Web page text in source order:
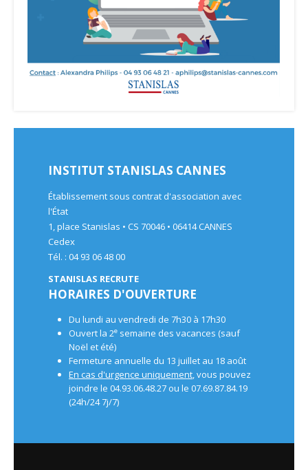
INSTITUT STANISLAS CANNES
Établissement sous contrat d'association avec
l'État
1, place Stanislas • CS 70046 • 06414 CANNES
Cedex
Tél. : 04 93 06 48 00
STANISLAS RECRUTE
HORAIRES D'OUVERTURE
Du lundi au vendredi de 7h30 à 17h30
Ouvert la 2e semaine des vacances (sauf
Noël et été)
Fermeture annuelle du 13 juillet au 18 août
En cas d'urgence uniquement, vous pouvez
joindre le 04.93.06.48.27 ou le 07.69.87.84.19
(24h/24 7j/7)